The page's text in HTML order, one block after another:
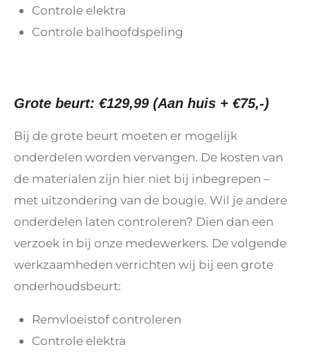
Controle elektra
Controle balhoofdspeling
Grote beurt: €129,99 (Aan huis + €75,-)
Bij de grote beurt moeten er mogelijk
onderdelen worden vervangen. De kosten van
de materialen zijn hier niet bij inbegrepen –
met uitzondering van de bougie. Wil je andere
onderdelen laten controleren? Dien dan een
verzoek in bij onze medewerkers. De volgende
werkzaamheden verrichten wij bij een grote
onderhoudsbeurt:
Remvloeistof controleren
Controle elektra